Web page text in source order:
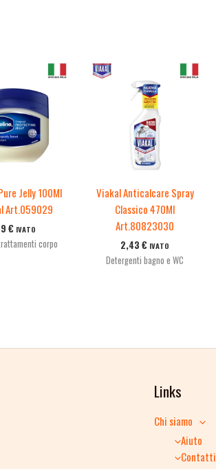
Jelly 100Ml
Art.059029
€ IVATO
corpo
Viakal Anticalcare Spray
Classico 470Ml
Art.80823030
2,43€ IVATO
Detergenti bagno e WC
Links
Chi siamo
Aiuto
Contatti